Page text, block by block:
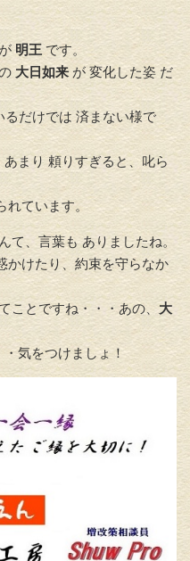
明王 です。
大日如来 が 変化した姿 だ
だけでは 済まない様で
まり 頼りすぎると、叱ら
れています。
て、言葉も ありましたね。
かけたり、約束を守らなか
ことですね・・・あの、大
気をつけましょ！